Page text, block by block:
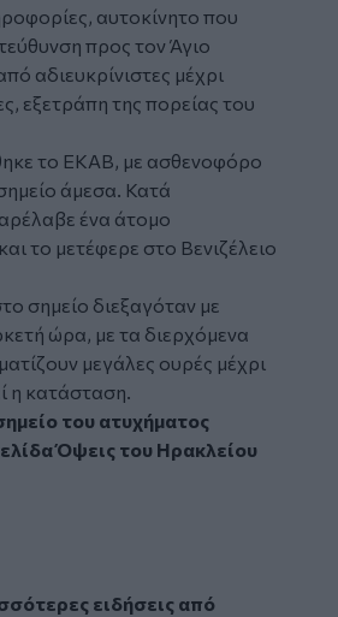
αυτοκίνητο που
προς τον Άγιο
αδιευκρίνιστες μέχρι
εξετράπη της πορείας του
το ΕΚΑΒ, με ασθενοφόρο
άμεσα. Κατά
ένα άτομο
το μετέφερε στο Βενιζέλειο
σημείο διεξαγόταν με
ώρα, με τα διερχόμενα
μεγάλες ουρές μέχρι
η κατάσταση.
του ατυχήματος
Όψεις του Ηρακλείου
ειδήσεις από